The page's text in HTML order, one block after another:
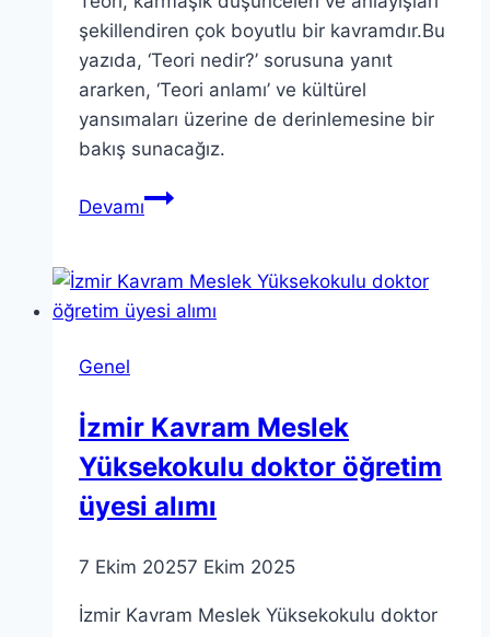
şekillendiren çok boyutlu bir kavramdır.Bu
yazıda, ‘Teori nedir?’ sorusuna yanıt
ararken, ‘Teori anlamı’ ve kültürel
yansımaları üzerine de derinlemesine bir
bakış sunacağız.
DevamıTeori
Anlamı
ve
Genel
İzmir Kavram Meslek
Yüksekokulu doktor öğretim
üyesi alımı
7 Ekim 20257 Ekim 2025
İzmir Kavram Meslek Yüksekokulu doktor